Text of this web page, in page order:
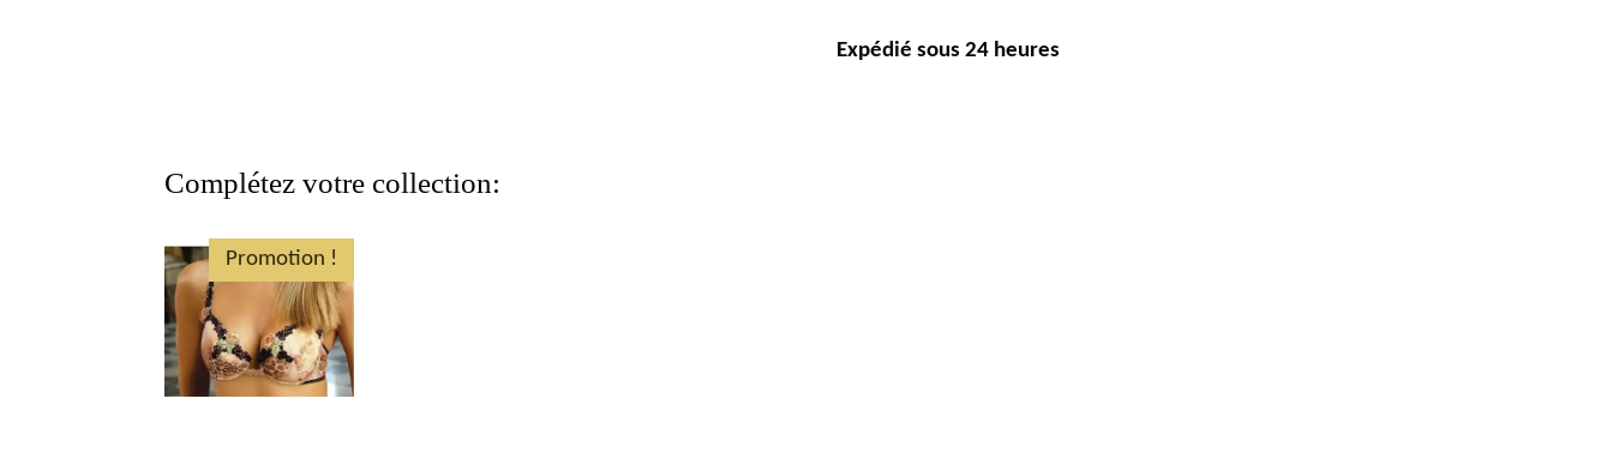
Expédié sous 24 heures
Complétez votre collection:
Promotion !